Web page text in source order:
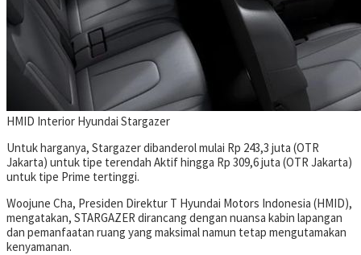
HMID Interior Hyundai Stargazer
Untuk harganya, Stargazer dibanderol mulai Rp 243,3 juta (OTR
Jakarta) untuk tipe terendah Aktif hingga Rp 309,6 juta (OTR Jakarta)
untuk tipe Prime tertinggi.
Woojune Cha, Presiden Direktur T Hyundai Motors Indonesia (HMID),
mengatakan, STARGAZER dirancang dengan nuansa kabin lapangan
dan pemanfaatan ruang yang maksimal namun tetap mengutamakan
kenyamanan.